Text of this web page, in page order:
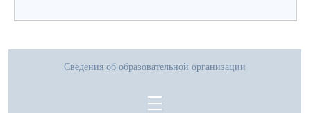
Сведения об образовательной организации